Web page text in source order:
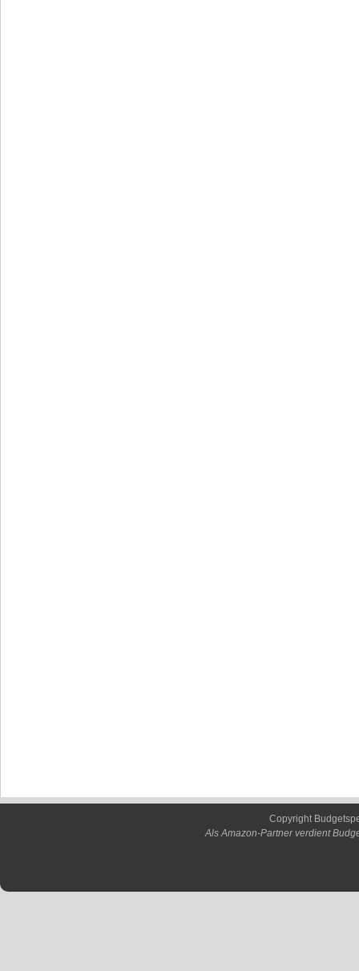
Copyright
Als Amazon-Partner verdient